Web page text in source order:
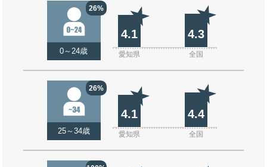
26%
0～24歳
4.1 4.3
愛知県 全国
26%
25～34歳
4.1 4.4
愛知県 全国